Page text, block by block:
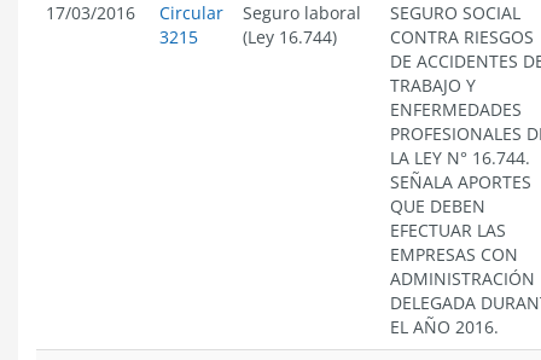
17/03/2016
Circular
3215
Seguro laboral
(Ley 16.744)
SEGURO SOCIAL
CONTRA RIESGOS
DE ACCIDENTES
TRABAJO Y
ENFERMEDADES
PROFESIONALES
LA LEY N° 16.744.
SEÑALA APORTES
QUE DEBEN
EFECTUAR LAS
EMPRESAS CON
ADMINISTRACIÓN
DELEGADA
EL AÑO 2016.